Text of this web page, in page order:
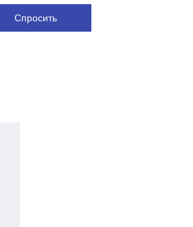
Спросить